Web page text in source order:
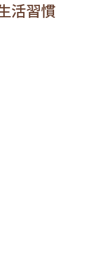
活習慣